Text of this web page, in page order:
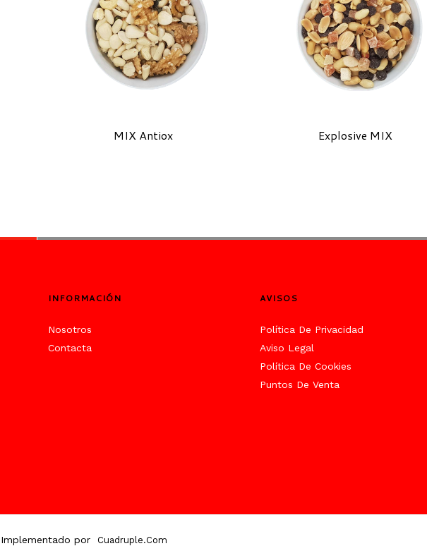
MIX Antiox Explosive MIX
INFORMACIÓN
Nosotros
Contacta
AVISOS
Política De Privacidad
Aviso Legal
Política De Cookies
Puntos De Venta
Implementado por Cuadruple.com